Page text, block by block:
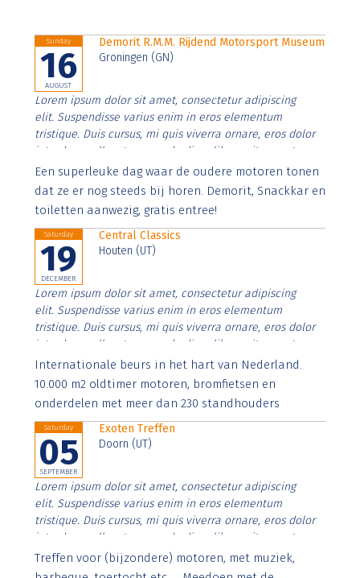
Sunday
16
AUGUST
Demorit R.M.M. Rijdend Motorsport Museum
Groningen (GN)
Lorem ipsum dolor sit amet, consectetur adipiscing
elit. Suspendisse varius enim in eros elementum
tristique. Duis cursus, mi quis viverra ornare, eros dolor
interdum nulla, ut commodo diam libero vitae erat.
Aenean faucibus nibh et justo cursus id rutrum lorem
imperdiet. Nunc ut sem vitae risus tristique posuere.
Een superleuke dag waar de oudere motoren tonen
dat ze er nog steeds bij horen. Demorit, Snackkar en
toiletten aanwezig, gratis entree!
Saturday
19
DECEMBER
Central Classics
Houten (UT)
Lorem ipsum dolor sit amet, consectetur adipiscing
elit. Suspendisse varius enim in eros elementum
tristique. Duis cursus, mi quis viverra ornare, eros dolor
interdum nulla, ut commodo diam libero vitae erat.
Aenean faucibus nibh et justo cursus id rutrum lorem
imperdiet. Nunc ut sem vitae risus tristique posuere.
Internationale beurs in het hart van Nederland.
10.000 m2 oldtimer motoren, bromfietsen en
onderdelen met meer dan 230 standhouders
Saturday
05
SEPTEMBER
Exoten Treffen
Doorn (UT)
Lorem ipsum dolor sit amet, consectetur adipiscing
elit. Suspendisse varius enim in eros elementum
tristique. Duis cursus, mi quis viverra ornare, eros dolor
interdum nulla, ut commodo diam libero vitae erat.
Aenean faucibus nibh et justo cursus id rutrum lorem
imperdiet. Nunc ut sem vitae risus tristique posuere.
Treffen voor (bijzondere) motoren, met muziek,